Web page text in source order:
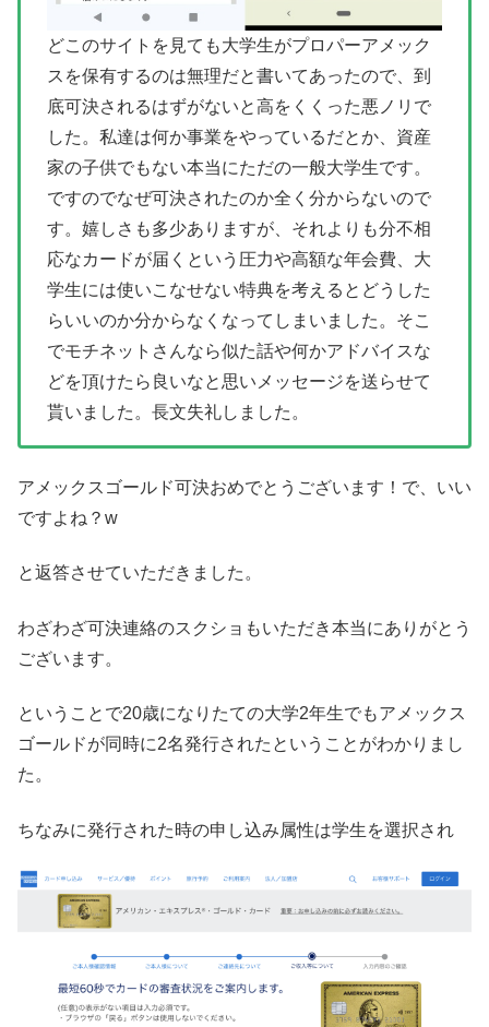
どこのサイトを見ても大学生がプロパーアメック
スを保有するのは無理だと書いてあったので、到
底可決されるはずがないと高をくくった悪ノリで
した。私達は何か事業をやっているだとか、資産
家の子供でもない本当にただの一般大学生です。
ですのでなぜ可決されたのか全く分からないので
す。嬉しさも多少ありますが、それよりも分不相
応なカードが届くという圧力や高額な年会費、大
学生には使いこなせない特典を考えるとどうした
らいいのか分からなくなってしまいました。そこ
でモチネットさんなら似た話や何かアドバイスな
どを頂けたら良いなと思いメッセージを送らせて
貰いました。長文失礼しました。
アメックスゴールド可決おめでとうございます！で、いい
ですよね？w
と返答させていただきました。
わざわざ可決連絡のスクショもいただき本当にありがとう
ございます。
ということで20歳になりたての大学2年生でもアメックス
ゴールドが同時に2名発行されたということがわかりまし
た。
ちなみに発行された時の申し込み属性は学生を選択され